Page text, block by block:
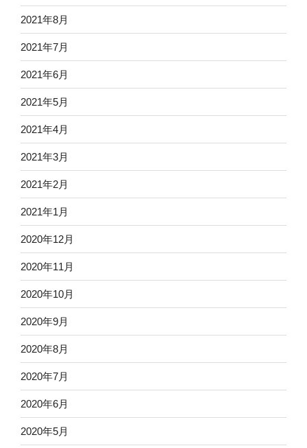
2021年8月
2021年7月
2021年6月
2021年5月
2021年4月
2021年3月
2021年2月
2021年1月
2020年12月
2020年11月
2020年10月
2020年9月
2020年8月
2020年7月
2020年6月
2020年5月